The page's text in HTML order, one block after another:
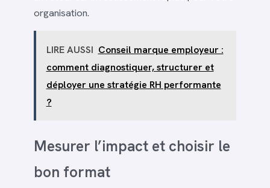
organisation.
LIRE AUSSI Conseil marque employeur :
comment diagnostiquer, structurer et
déployer une stratégie RH performante
?
Mesurer l’impact et choisir le
bon format